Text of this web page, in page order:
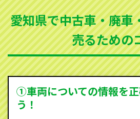
まった車、車検が切れて動かす
買取可能です。
ソコカラは世界１１０か国に独
を持ち、国内に自社物流網、自
ため、中間マージンがかかりま
を実現し、お客様に利益を還元
す。
愛知県で中古車・廃車
売るための
①車両についての情報を
う！